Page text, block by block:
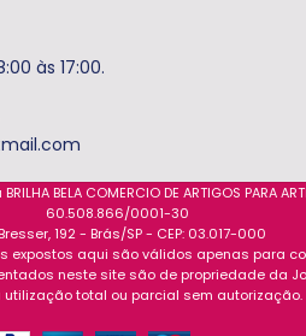
às 17:00.
BELA COMERCIO DE ARTIGOS PARA
60.508.866/0001-30
192 - Brás/SP - CEP: 03.017-000
expostos aqui são válidos apenas para
neste site são de propriedade da
utilização total ou parcial sem autorização.